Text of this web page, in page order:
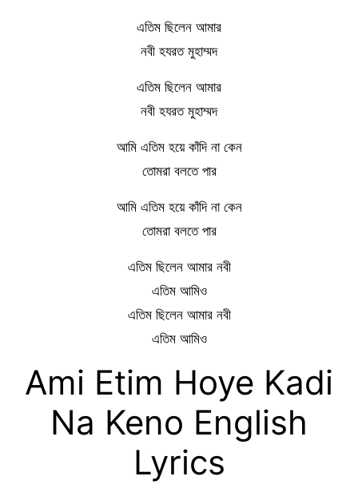
এতিম ছিলেন আমার
নবী হযরত মুহাম্মদ
এতিম ছিলেন আমার
নবী হযরত মুহাম্মদ
আমি এতিম হয়ে কাঁদি না কেন
তোমরা বলতে পার
আমি এতিম হয়ে কাঁদি না কেন
তোমরা বলতে পার
এতিম ছিলেন আমার নবী
এতিম আমিও
এতিম ছিলেন আমার নবী
এতিম আমিও
Ami Etim Hoye Kadi
Na Keno English
Lyrics